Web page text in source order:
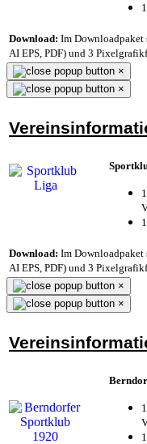
Download: Im Downloadpaket
AI EPS, PDF) und 3
×
×
Download: Im Downloadpaket
AI EPS, PDF) und 3
×
×